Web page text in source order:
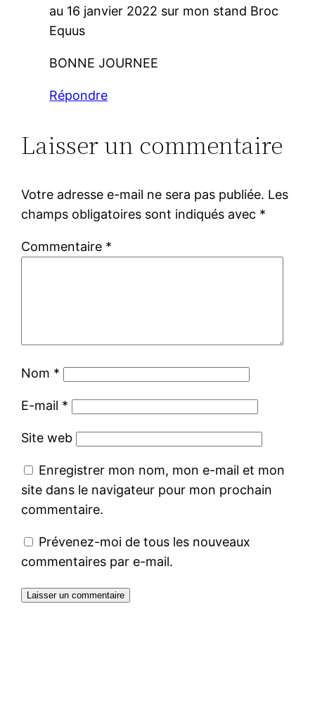
au 16 janvier 2022 sur mon stand Broc
Equus
BONNE JOURNEE
Répondre
Laisser un commentaire
Votre adresse e-mail ne sera pas publiée. Les
champs obligatoires sont indiqués avec *
Commentaire *
Nom *
E-mail *
Site web
Enregistrer mon nom, mon e-mail et mon
site dans le navigateur pour mon prochain
commentaire.
Prévenez-moi de tous les nouveaux
commentaires par e-mail.